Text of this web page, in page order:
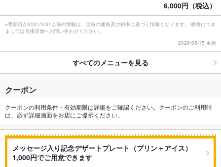
6,000円（税込）
※更新日が2021/3/31以前の情報は、当時の価格及び税率に基づく情報となります。 価格につき
ましては直接店舗へお問い合わせください。
2026/05/15 更新
すべてのメニューを見る
クーポン
クーポンの利用条件・有効期限は詳細をご確認ください。クーポンのご利用時
は、必ず詳細画面をお店にご提示ください。
メッセージ入り記念デザートプレート（プリン＋アイス）
1,000円でご用意できます